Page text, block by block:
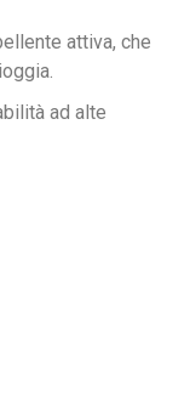
attiva, che
ad alte